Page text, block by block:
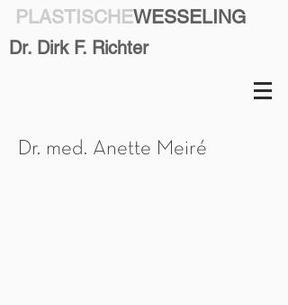
PLASTISCHEWESSELING
Dr. Dirk F. Richter
Dr. med. Anette Meiré